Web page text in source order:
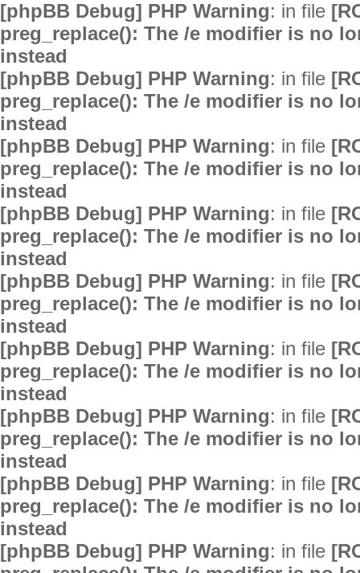
[phpBB Debug] PHP Warning: in file
preg_replace(): The /e modifier is no
instead
[phpBB Debug] PHP Warning: in file
preg_replace(): The /e modifier is no
instead
[phpBB Debug] PHP Warning: in file
preg_replace(): The /e modifier is no
instead
[phpBB Debug] PHP Warning: in file
preg_replace(): The /e modifier is no
instead
[phpBB Debug] PHP Warning: in file
preg_replace(): The /e modifier is no
instead
[phpBB Debug] PHP Warning: in file
preg_replace(): The /e modifier is no
instead
[phpBB Debug] PHP Warning: in file
preg_replace(): The /e modifier is no
instead
[phpBB Debug] PHP Warning: in file
preg_replace(): The /e modifier is no
instead
[phpBB Debug] PHP Warning: in file